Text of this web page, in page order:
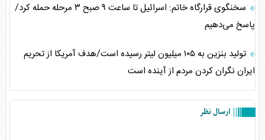
سخنگوی قرارگاه خاتم: اسرائیل تا ساعت ۹ صبح ۳ مرحله حمله کرد/
پاسخ می‌دهیم
تولید بنزین به ۱۰۵ میلیون لیتر رسیده است/هدف آمریکا از تحریم
ایران نگران کردن مردم از آینده است
ارسال نظر